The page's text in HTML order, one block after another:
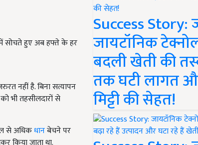
में सोचते हुए अब हफ्ते के हर
नहीं है. बिना सत्यापन
भी तहसीलदारों से
से अधिकधानबेचने पर
Success Story:
जायटॉनिक
बदली खेती की
तक घटी लागत
मिट्टी की सेहत!